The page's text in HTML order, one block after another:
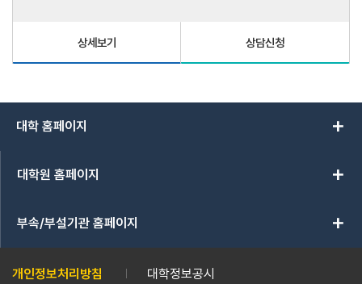
상세보기 상담신청
대학 홈페이지 add
대학원 홈페이지 add
부속/부설기관 홈페이지 add
개인정보처리방침 대학정보공시